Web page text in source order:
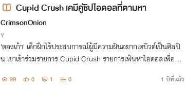
Cupid Crush เคมีคู่ชิปไอดอลที่ตามหา
CrimsonOnion
Y
'ตองเก้า' เด็กฝึกไร้ประสบการณ์ผู้มีความฝันอยากเดบิวต์เป็นศิลปิ
น เขาเข้าร่วมรายการ Cupid Crush รายการเฟ้นหาไอดอลเพื่อฟอ
หรือคู่รักกัน?
99 0 1 0 1 ปีที่แล้ว